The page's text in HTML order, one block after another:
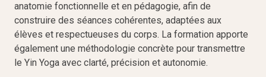
anatomie fonctionnelle et en pédagogie, afin de
construire des séances cohérentes, adaptées aux
élèves et respectueuses du corps. La formation apporte
également une méthodologie concrète pour transmettre
le Yin Yoga avec clarté, précision et autonomie.